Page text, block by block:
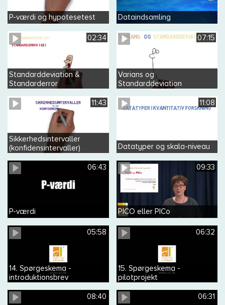
P-værdi og hypotesetest Dataindsamling
02:34
Standarddeviation &
Standarderror
07:15
Varians og
Standarddeviation
11:43
Sikkerhedsintervaller
(konfidensintervaller)
11:08
Datatyper og skala-niveau
06:43
P-værdi
09:33
PICO eller PICo
05:58
14. Spørgeskema -
introduktionsbrev
06:32
15. Spørgeskema -
pilotprojekt
08:40 06:31